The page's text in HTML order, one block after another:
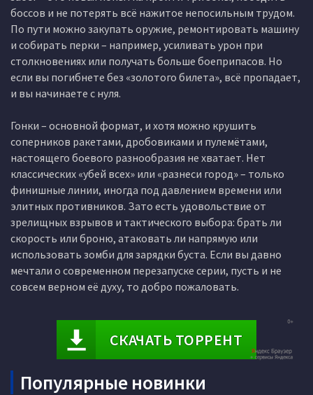
боссов и не потерять всё нажитое непосильным трудом.
По пути можно закупать оружие, ремонтировать машину
и собирать перки – например, усиливать урон при
столкновениях или получать больше боеприпасов. Но
если вы погибнете без «золотого билета», всё пропадает,
и вы начинаете с нуля.
Гонки – основной формат, и хотя можно крушить
соперников ракетами, дробовиками и пулемётами,
настоящего боевого разнообразия не хватает. Нет
классических «убей всех» или «разнеси город» – только
финишные линии, иногда под давлением времени или
элитных противников. Зато есть удовольствие от
зрелищных взрывов и тактического выбора: брать ли
скорость или броню, атаковать ли напрямую или
использовать зомби для зарядки буста. Если вы давно
мечтали о современном перезапуске серии, пусть и не
совсем верном её духу, то добро пожаловать.
СКАЧАТЬ ТОРРЕНТ
Популярные новинки